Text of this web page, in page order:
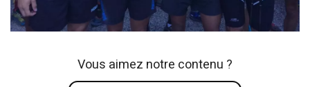
Vous aimez notre contenu ?